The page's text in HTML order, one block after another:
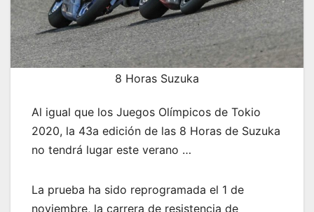
8 Horas Suzuka
Al igual que los Juegos Olímpicos de Tokio
2020, la 43a edición de las 8 Horas de Suzuka
no tendrá lugar este verano …
La prueba ha sido reprogramada el 1 de
noviembre, la carrera de resistencia de